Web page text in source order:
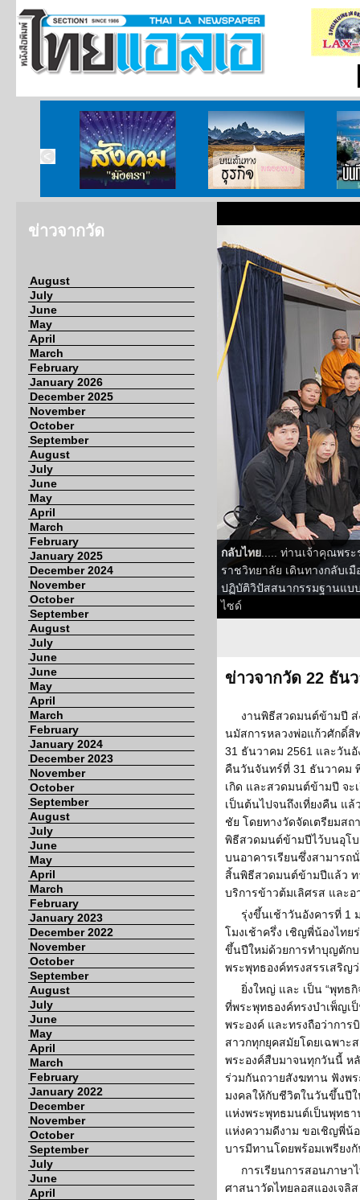
สังคมมังตรา บนเส้นทางธุรกิจ บั
ข่าวจากวัด
August
July
June
May
April
March
February
January 2026
December 2025
November
October
September
August
July
June
May
April
March
February
January 2025
December 2024
November
October
September
August
July
June
June
May
April
March
February
January 2024
December 2023
November
October
September
August
July
June
May
April
March
February
January 2023
December 2022
November
October
September
August
July
June
May
April
March
February
January 2022
December
November
October
September
July
June
April
กลับไทย ..... ท่านเจ้าคุณพ
ราชวิทยาลัย เดินทางกลับเ
ปฏิบัติวิปัสสนากรรมฐานแบ
ไซด์
ข่าวจากวัด 22 ธัน
งานพิธีสวดมนต์ข้ามปี ส่
นมัสการหลวงพ่อแก้วศักดิ์
31 ธันวาคม 2561 และวัน
คืนวันจันทร์ที่ 31 ธันวาคม
เกิด และสวดมนต์ข้ามปี จะ
เป็นต้นไปจนถึงเที่ยงคืน แ
ชัย โดยทางวัดจัดเตรียมส
พิธีสวดมนต์ข้ามปีไว้บนอุโ
บนอาคารเรียนซึ่งสามารถ
สิ้นพิธีสวดมนต์ข้ามปีแล้ว ท
บริการข้าวต้มเลิศรส และ
รุ่งขึ้นเช้าวันอังคารที่ 1
โมงเช้าครึ่ง เชิญพี่น้องไท
ขึ้นปีใหม่ด้วยการทำบุญตัก
พระพุทธองค์ทรงสรรเสริญ
ยิ่งใหญ่ และ เป็น “พุทธ
ที่พระพุทธองค์ทรงบำเพ็ญ
พระองค์ และทรงถือว่ากา
สาวกทุกยุคสมัยโดยเฉพาะ
พระองค์สืบมาจนทุกวันนี้ ห
ร่วมกันถวายสังฆทาน ฟังพ
มงคลให้กับชีวิตในวันขึ้นปีใ
แห่งพระพุทธมนต์เป็นพุทธา
แห่งความดีงาม ขอเชิญพี่น้
บารมีทานโดยพร้อมเพรียง
การเรียนการสอนภาษ
ศาสนาวัดไทยลอสแองเจลิ